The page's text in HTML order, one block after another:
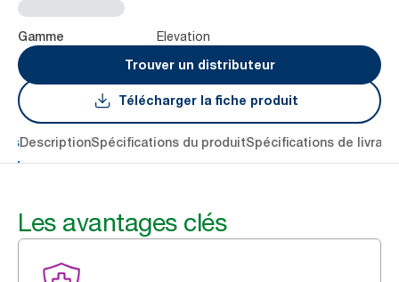
Gamme
Elevation
Trouver un distributeur
Télécharger la fiche produit
DescriptionSpécifications du produitSpécifications de
Les avantages clés